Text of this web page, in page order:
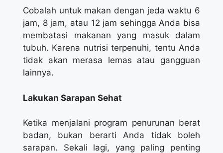
Cobalah untuk makan dengan jeda waktu 6
jam, 8 jam, atau 12 jam sehingga Anda bisa
membatasi makanan yang masuk dalam
tubuh. Karena nutrisi terpenuhi, tentu Anda
tidak akan merasa lemas atau gangguan
lainnya.
Lakukan Sarapan Sehat
Ketika menjalani program penurunan berat
badan, bukan berarti Anda tidak boleh
sarapan. Sekali lagi, yang paling penting